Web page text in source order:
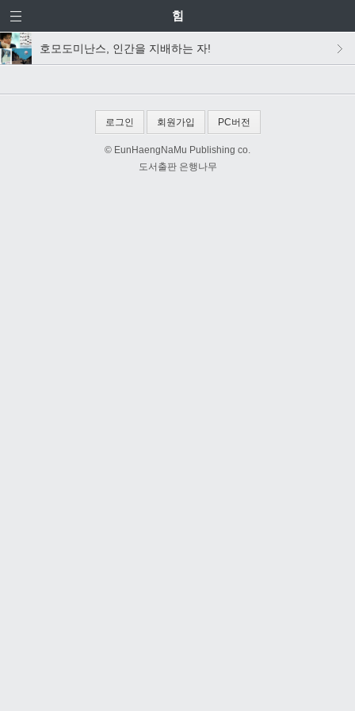
힘
호모도미난스, 인간을 지배하는 자!
로그인 회원가입 PC버전
© EunHaengNaMu Publishing co.
도서출판 은행나무